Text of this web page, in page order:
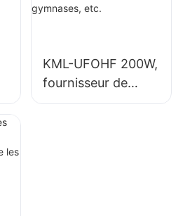
KML-UFOHF 200W,
fournisseur de
luminaires LED